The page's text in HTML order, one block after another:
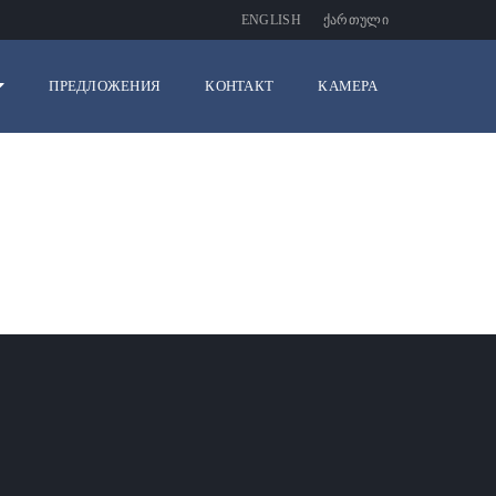
ENGLISH ᲥᲐᲠᲗᲣᲚᲘ
ПРЕДЛОЖЕНИЯ КОНТАКТ КАМЕРА